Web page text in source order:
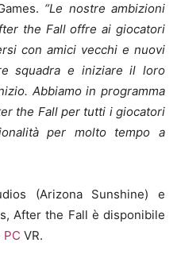
“Le nostre ambizioni
the Fall offre ai giocatori
con amici vecchi e nuovi
squadra e iniziare il loro
Abbiamo in programma
the Fall per tutti i giocatori
per molto tempo a
(Arizona Sunshine) e
After the Fall è disponibile
PC VR.